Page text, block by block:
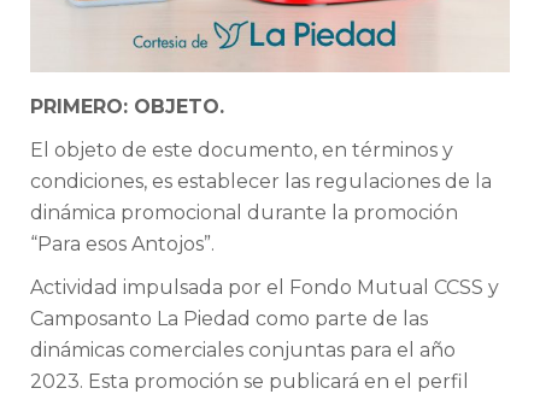
PRIMERO: OBJETO.
El objeto de este documento, en términos y
condiciones, es establecer las regulaciones de la
dinámica promocional durante la promoción
“Para esos Antojos”.
Actividad impulsada por el Fondo Mutual CCSS y
Camposanto La Piedad como parte de las
dinámicas comerciales conjuntas para el año
2023. Esta promoción se publicará en el perfil